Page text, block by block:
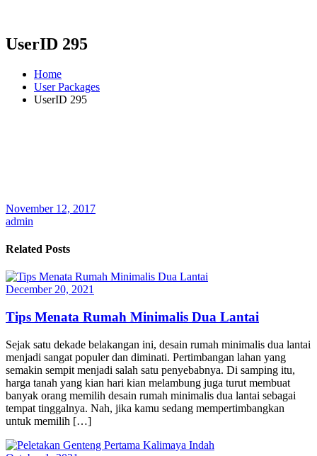
UserID 295
Home
User Packages
UserID 295
November 12, 2017
admin
Related Posts
December 20, 2021
Tips Menata Rumah Minimalis Dua Lantai
Sejak satu dekade belakangan ini, desain rumah minimalis dua lantai
menjadi sangat populer dan diminati. Pertimbangan lahan yang
semakin sempit menjadi salah satu penyebabnya. Di samping itu,
harga tanah yang kian hari kian melambung juga turut membuat
banyak orang memilih desain rumah minimalis dua lantai sebagai
tempat tinggalnya. Nah, jika kamu sedang mempertimbangkan
untuk memilih […]